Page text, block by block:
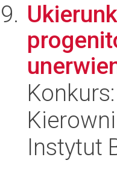
Konkurs:
Instytut